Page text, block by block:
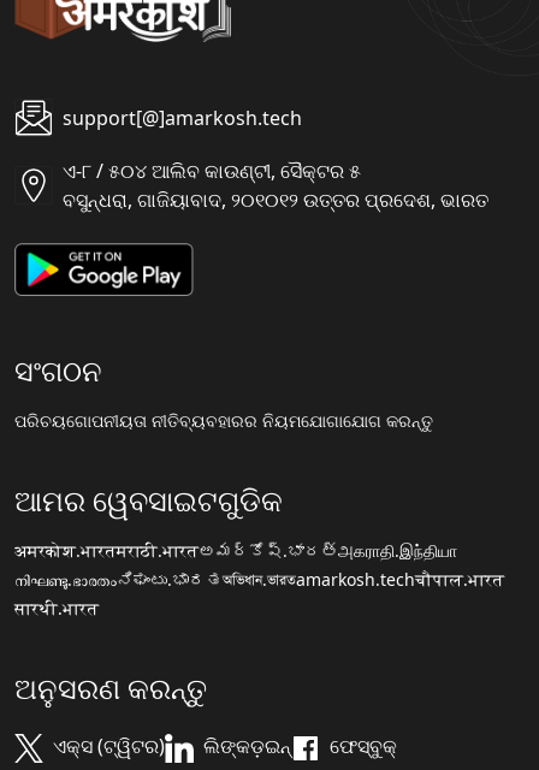
support[@]amarkosh.tech
ଏ-୮ / ୫୦୪ ଆଲିବ କାଉଣ୍ଟୀ, ସୈକ୍ଟର ୫
ବସୁନ୍ଧରା, ଗାଜିୟାବାଦ, ୨୦୧୦୧୨ ଉତ୍ତର ପ୍ରଦେଶ, ଭାରତ
ସଂଗଠନ
ପରିଚୟଗୋପନୀୟତା ନୀତିବ୍ୟବହାରର ନିୟମଯୋଗାଯୋଗ କରନ୍ତୁ
ଆମର ୱେବସାଇଟଗୁଡିକ
अमरकोश.भारतमराठी.भारतఅమర్కోష్.భారత్அகராதி.இந்தியா
നിഘണ്ടു.ഭാരതംನಿಘಂಟು.ಭಾರತঅভিধান.ভারতamarkosh.techचौपाल.भारत
सारथी.भारत
ଅନୁସରଣ କରନ୍ତୁ
ଏକ୍ସ (ଟ୍ୱିଟର) ଲିଙ୍କଡ଼ଇନ୍ ଫେସ୍ବୁକ୍